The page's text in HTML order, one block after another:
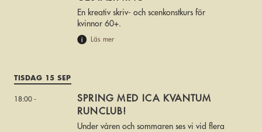
En kreativ skriv- och scenkonstkurs för
kvinnor 60+.
Läs mer
TISDAG 15 SEP
18:00 -
SPRING MED ICA KVANTUM
RUNCLUB!
Under våren och sommaren ses vi vid flera